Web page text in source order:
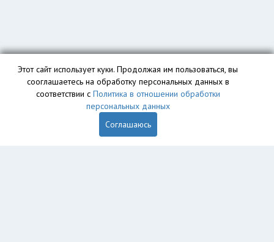
Этот сайт использует куки. Продолжая им пользоваться, вы
сооглашаетесь на обработку персональных данных в
соответствии с Политика в отношении обработки
персональных данных
Соглашаюсь